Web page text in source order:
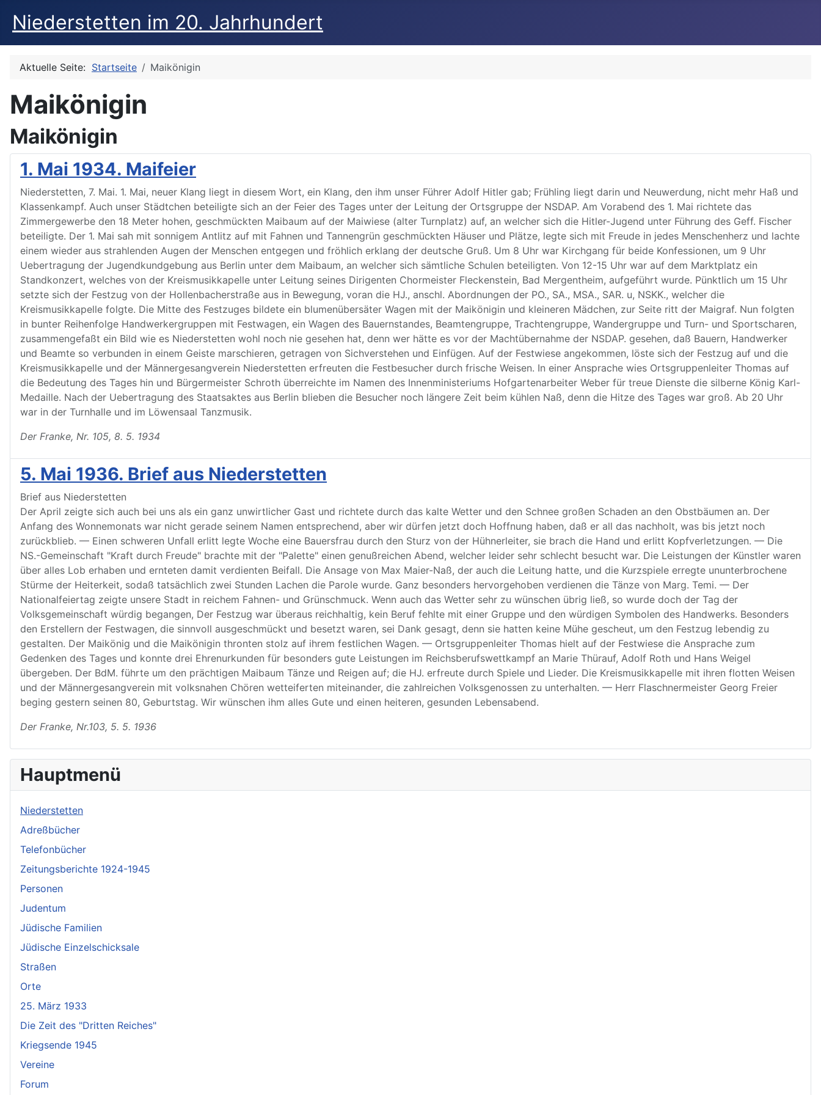
Niederstetten im 20. Jahrhundert
Aktuelle Seite: Startseite Maikönigin
Maikönigin
Maikönigin
1. Mai 1934. Maifeier
Niederstetten, 7. Mai. 1. Mai, neuer Klang liegt in diesem Wort, ein Klang, den ihm unser Führer Adolf Hitler gab; Frühling liegt darin und Neuwerdung, nicht mehr Haß und
Klassenkampf. Auch unser Städtchen beteiligte sich an der Feier des Tages unter der Leitung der Ortsgruppe der NSDAP. Am Vorabend des 1. Mai richtete das
Zimmergewerbe den 18 Meter hohen, geschmückten Maibaum auf der Maiwiese (alter Turnplatz) auf, an welcher sich die Hitler-Jugend unter Führung des Geff. Fischer
beteiligte. Der 1. Mai sah mit sonnigem Antlitz auf mit Fahnen und Tannengrün geschmückten Häuser und Plätze, legte sich mit Freude in jedes Menschenherz und lachte
einem wieder aus strahlenden Augen der Menschen entgegen und fröhlich erklang der deutsche Gruß. Um 8 Uhr war Kirchgang für beide Konfessionen, um 9 Uhr
Uebertragung der Jugendkundgebung aus Berlin unter dem Maibaum, an welcher sich sämtliche Schulen beteiligten. Von 12-15 Uhr war auf dem Marktplatz ein
Standkonzert, welches von der Kreismusikkapelle unter Leitung seines Dirigenten Chormeister Fleckenstein, Bad Mergentheim, aufgeführt wurde. Pünktlich um 15 Uhr
setzte sich der Festzug von der Hollenbacherstraße aus in Bewegung, voran die HJ., anschl. Abordnungen der PO., SA., MSA., SAR. u, NSKK., welcher die
Kreismusikkapelle folgte. Die Mitte des Festzuges bildete ein blumenübersäter Wagen mit der Maikönigin und kleineren Mädchen, zur Seite ritt der Maigraf. Nun folgten
in bunter Reihenfolge Handwerkergruppen mit Festwagen, ein Wagen des Bauernstandes, Beamtengruppe, Trachtengruppe, Wandergruppe und Turn- und Sportscharen,
zusammengefaßt ein Bild wie es Niederstetten wohl noch nie gesehen hat, denn wer hätte es vor der Machtübernahme der NSDAP. gesehen, daß Bauern, Handwerker
und Beamte so verbunden in einem Geiste marschieren, getragen von Sichverstehen und Einfügen. Auf der Festwiese angekommen, löste sich der Festzug auf und die
Kreismusikkapelle und der Männergesangverein Niederstetten erfreuten die Festbesucher durch frische Weisen. In einer Ansprache wies Ortsgruppenleiter Thomas auf
die Bedeutung des Tages hin und Bürgermeister Schroth überreichte im Namen des Innenministeriums Hofgartenarbeiter Weber für treue Dienste die silberne König Karl-
Medaille. Nach der Uebertragung des Staatsaktes aus Berlin blieben die Besucher noch längere Zeit beim kühlen Naß, denn die Hitze des Tages war groß. Ab 20 Uhr
war in der Turnhalle und im Löwensaal Tanzmusik.
Der Franke, Nr. 105, 8. 5. 1934
5. Mai 1936. Brief aus Niederstetten
Brief aus Niederstetten
Der April zeigte sich auch bei uns als ein ganz unwirtlicher Gast und richtete durch das kalte Wetter und den Schnee großen Schaden an den Obstbäumen an. Der
Anfang des Wonnemonats war nicht gerade seinem Namen entsprechend, aber wir dürfen jetzt doch Hoffnung haben, daß er all das nachholt, was bis jetzt noch
zurückblieb. — Einen schweren Unfall erlitt legte Woche eine Bauersfrau durch den Sturz von der Hühnerleiter, sie brach die Hand und erlitt Kopfverletzungen. — Die
NS.-Gemeinschaft "Kraft durch Freude" brachte mit der "Palette" einen genußreichen Abend, welcher leider sehr schlecht besucht war. Die Leistungen der Künstler waren
über alles Lob erhaben und ernteten damit verdienten Beifall. Die Ansage von Max Maier-Naß, der auch die Leitung hatte, und die Kurzspiele erregte ununterbrochene
Stürme der Heiterkeit, sodaß tatsächlich zwei Stunden Lachen die Parole wurde. Ganz besonders hervorgehoben verdienen die Tänze von Marg. Temi. — Der
Nationalfeiertag zeigte unsere Stadt in reichem Fahnen- und Grünschmuck. Wenn auch das Wetter sehr zu wünschen übrig ließ, so wurde doch der Tag der
Volksgemeinschaft würdig begangen, Der Festzug war überaus reichhaltig, kein Beruf fehlte mit einer Gruppe und den würdigen Symbolen des Handwerks. Besonders
den Erstellern der Festwagen, die sinnvoll ausgeschmückt und besetzt waren, sei Dank gesagt, denn sie hatten keine Mühe gescheut, um den Festzug lebendig zu
gestalten. Der Maikönig und die Maikönigin thronten stolz auf ihrem festlichen Wagen. — Ortsgruppenleiter Thomas hielt auf der Festwiese die Ansprache zum
Gedenken des Tages und konnte drei Ehrenurkunden für besonders gute Leistungen im Reichsberufswettkampf an Marie Thürauf, Adolf Roth und Hans Weigel
übergeben. Der BdM. führte um den prächtigen Maibaum Tänze und Reigen auf; die HJ. erfreute durch Spiele und Lieder. Die Kreismusikkapelle mit ihren flotten Weisen
und der Männergesangverein mit volksnahen Chören wetteiferten miteinander, die zahlreichen Volksgenossen zu unterhalten. — Herr Flaschnermeister Georg Freier
beging gestern seinen 80, Geburtstag. Wir wünschen ihm alles Gute und einen heiteren, gesunden Lebensabend.
Der Franke, Nr.103, 5. 5. 1936
Hauptmenü
Niederstetten
Adreßbücher
Telefonbücher
Zeitungsberichte 1924-1945
Personen
Judentum
Jüdische Familien
Jüdische Einzelschicksale
Straßen
Orte
25. März 1933
Die Zeit des "Dritten Reiches"
Kriegsende 1945
Vereine
Forum